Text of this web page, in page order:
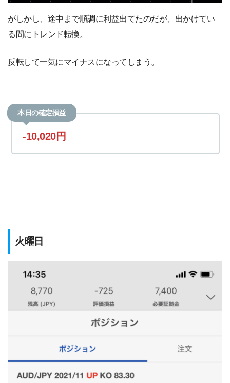
がしかし、途中まで順調に利益出てたのだが、出かけてい
る間にトレンド転換。
反転して一気にマイナスになってしまう。
本日の確定損益
-10,020円
火曜日